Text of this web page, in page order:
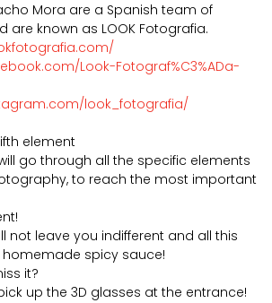
Mora are a Spanish team of
known as LOOK Fotografia.
Look-Fotograf%C3%ADa-
look_fotografia/
element
go through all the specific elements
to reach the most important
not leave you indifferent and all this
spicy sauce!
it?
up the 3D glasses at the entrance!